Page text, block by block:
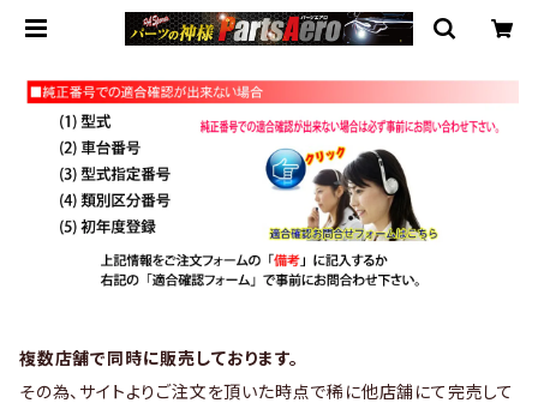
複数店舗で同時に販売しております。
その為、サイトよりご注文を頂いた時点で稀に他店舗にて完売して